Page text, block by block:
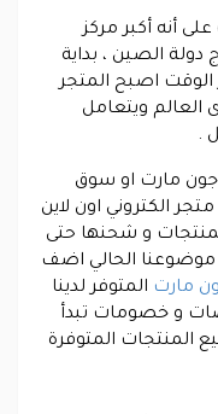
أنه أكبر مركز
الصين ، بداية
2007 و مع مرور الوقت اصبح المتجر
مستوى العالم ويتعامل
.
مارت او سوق
الكتروني اون لاين
و شحنها حتى
موضوعنا الحالي اضف
مارت المتوفر لدينا
و خصومات تبدأ
قيمة جميع المنتجات المتوفرة